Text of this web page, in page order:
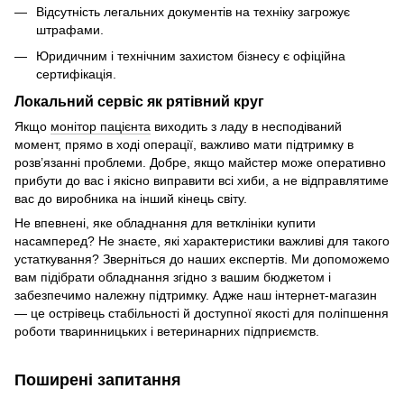
Відсутність легальних документів на техніку загрожує
штрафами.
Юридичним і технічним захистом бізнесу є офіційна
сертифікація.
Локальний сервіс як рятівний круг
Якщо монітор пацієнта виходить з ладу в несподіваний
момент, прямо в ході операції, важливо мати підтримку в
розв’язанні проблеми. Добре, якщо майстер може оперативно
прибути до вас і якісно виправити всі хиби, а не відправлятиме
вас до виробника на інший кінець світу.
Не впевнені, яке обладнання для ветклініки купити
насамперед? Не знаєте, які характеристики важливі для такого
устаткування? Зверніться до наших експертів. Ми допоможемо
вам підібрати обладнання згідно з вашим бюджетом і
забезпечимо належну підтримку. Адже наш інтернет-магазин
— це острівець стабільності й доступної якості для поліпшення
роботи тваринницьких і ветеринарних підприємств.
Поширені запитання